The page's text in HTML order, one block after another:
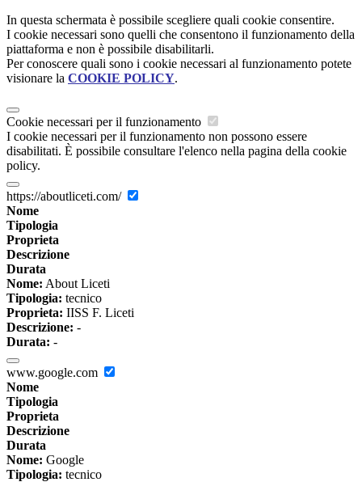
In questa schermata è possibile scegliere quali cookie consentire.
I cookie necessari sono quelli che consentono il funzionamento della
piattaforma e non è possibile disabilitarli.
Per conoscere quali sono i cookie necessari al funzionamento potete
visionare la COOKIE POLICY.
Cookie necessari per il funzionamento
I cookie necessari per il funzionamento non possono essere
disabilitati. È possibile consultare l'elenco nella pagina della cookie
policy.
https://aboutliceti.com/
Nome
Tipologia
Proprieta
Descrizione
Durata
Nome: About Liceti
Tipologia: tecnico
Proprieta: IISS F. Liceti
Descrizione: -
Durata: -
www.google.com
Nome
Tipologia
Proprieta
Descrizione
Durata
Nome: Google
Tipologia: tecnico